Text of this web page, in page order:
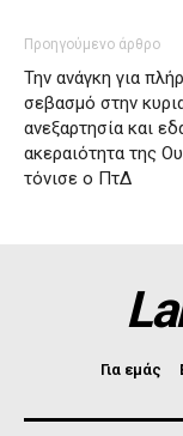
Προηγούμενο άρθρο
Την ανάγκη για
σεβασμό στην
ανεξαρτησία και
ακεραιότητα της
τόνισε ο ΠτΔ
Για εμάς